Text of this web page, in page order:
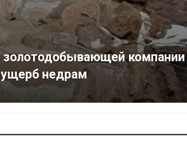
золотодобывающей компании
ущерб недрам